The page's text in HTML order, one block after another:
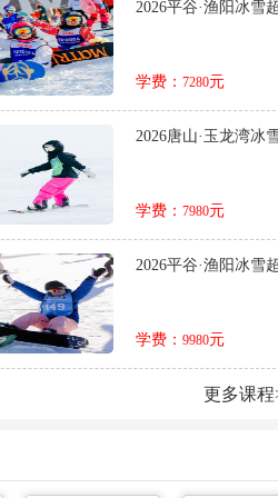
2026平谷·渔阳冰雪
学费：7280元
2026唐山·玉龙湾冰
学费：7980元
2026平谷·渔阳冰雪
学费：9980元
更多课程